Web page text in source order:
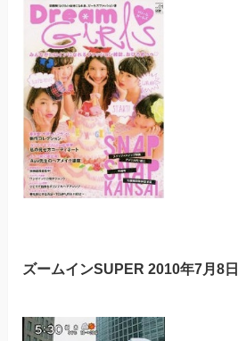
ズームインSUPER 2010年7月8日